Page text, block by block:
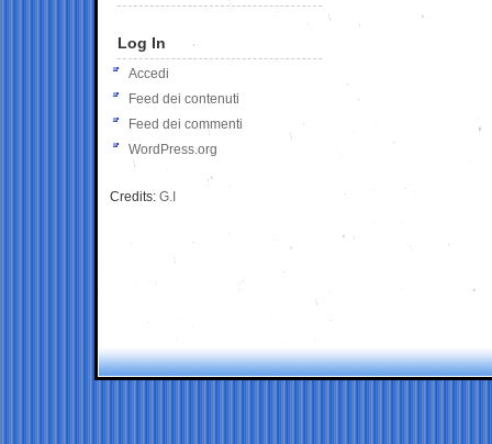
Log In
Accedi
Feed dei contenuti
Feed dei commenti
WordPress.org
Credits: G.I